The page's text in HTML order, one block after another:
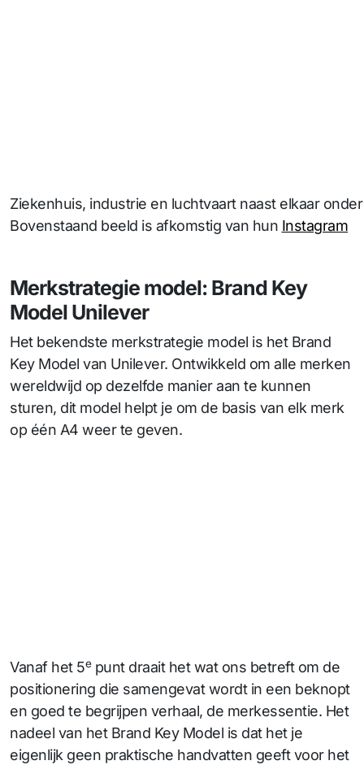
Ziekenhuis, industrie en luchtvaart naast elkaar
Bovenstaand beeld is afkomstig van hun Instagram
Merkstrategie model: Brand Key
Model Unilever
Het bekendste merkstrategie model is het Brand
Key Model van Unilever. Ontwikkeld om alle merken
wereldwijd op dezelfde manier aan te kunnen
sturen, dit model helpt je om de basis van elk merk
op één A4 weer te geven.
Vanaf het 5epunt draait het wat ons betreft om de
positionering die samengevat wordt in een beknopt
en goed te begrijpen verhaal, de merkessentie. Het
nadeel van het Brand Key Model is dat het je
eigenlijk geen praktische handvatten geeft voor het